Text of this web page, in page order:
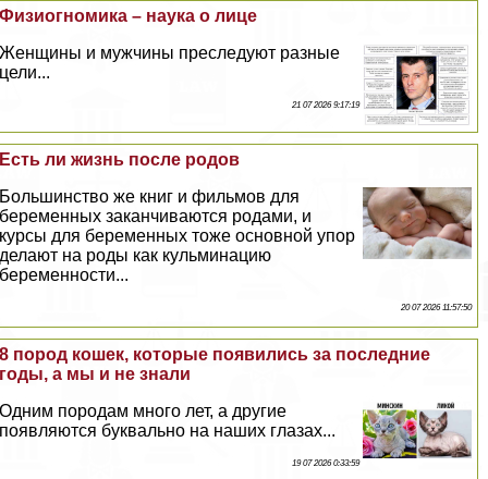
Физиогномика – наука о лице
Женщины и мужчины преследуют разные
цели...
21 07 2026 9:17:19
Есть ли жизнь после родов
Большинство же книг и фильмов для
беременных заканчиваются родами, и
курсы для беременных тоже основной упор
делают на роды как кульминацию
беременности...
20 07 2026 11:57:50
8 пород кошек, которые появились за последние
годы, а мы и не знали
Одним породам много лет, а другие
появляются буквально на наших глазах...
19 07 2026 0:33:59